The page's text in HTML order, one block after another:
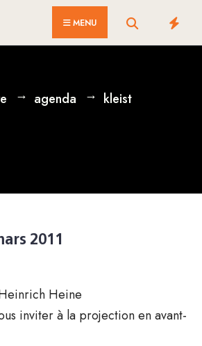
MENU
agenda kleist
2011
Heine
inviter à la projection en avant-